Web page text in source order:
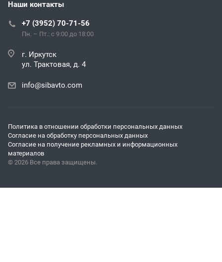
Наши контакты
+7 (3952) 70-71-56
Пн. – Пт.: с 9:00 до 18:00
г. Иркутск
ул. Трактовая, д. 4
info@sibavto.com
Политика в отношении обработки персональных данных
Согласие на обработку персональных данных
Согласие на получение рекламных и информационных
материалов
© 2026 Все права защищены.